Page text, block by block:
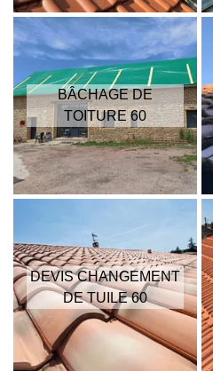
BÂCHAGE DE
TOITURE 60
DEVIS CHANGEMENT
DE TUILE 60